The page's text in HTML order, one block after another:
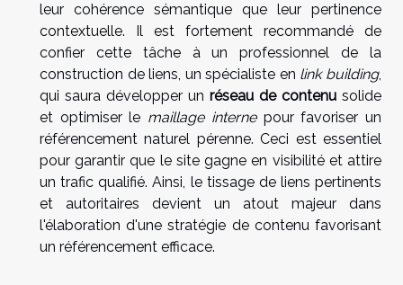
leur cohérence sémantique que leur pertinence
contextuelle. Il est fortement recommandé de
confier cette tâche à un professionnel de la
construction de liens, un spécialiste en link building,
qui saura développer un réseau de contenu solide
et optimiser le maillage internepour favoriser un
référencement naturel pérenne. Ceci est essentiel
pour garantir que le site gagne en visibilité et attire
un trafic qualifié. Ainsi, le tissage de liens pertinents
et autoritaires devient un atout majeur dans
l'élaboration d'une stratégie de contenu favorisant
un référencement efficace.